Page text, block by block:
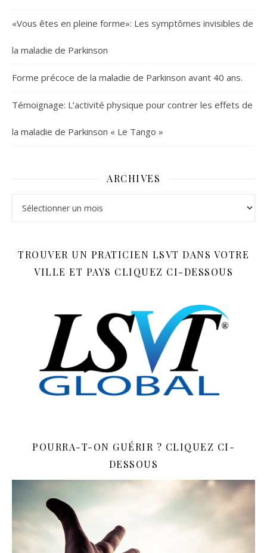
«Vous êtes en pleine forme»: Les symptômes invisibles de
la maladie de Parkinson
Forme précoce de la maladie de Parkinson avant 40 ans.
Témoignage: L’activité physique pour contrer les effets de
la maladie de Parkinson « Le Tango »
ARCHIVES
TROUVER UN PRATICIEN LSVT DANS VOTRE
VILLE ET PAYS CLIQUEZ CI-DESSOUS
POURRA-T-ON GUÉRIR ? CLIQUEZ CI-
DESSOUS